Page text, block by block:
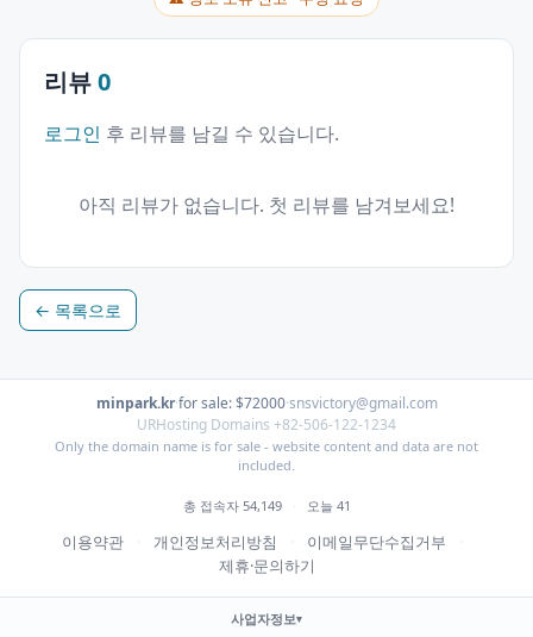
리뷰0
로그인 후 리뷰를 남길 수 있습니다.
아직 리뷰가 없습니다. 첫 리뷰를 남겨보세요!
← 목록으로
minpark.kr·for sale: $72000·snsvictory@gmail.com
URHosting Domains +82-506-122-1234
Only the domain name is for sale - website content and data are not
included.
총 접속자 54,149 · 오늘 41
이용약관 · 개인정보처리방침 · 이메일무단수집거부
·
제휴·문의하기
사업자정보